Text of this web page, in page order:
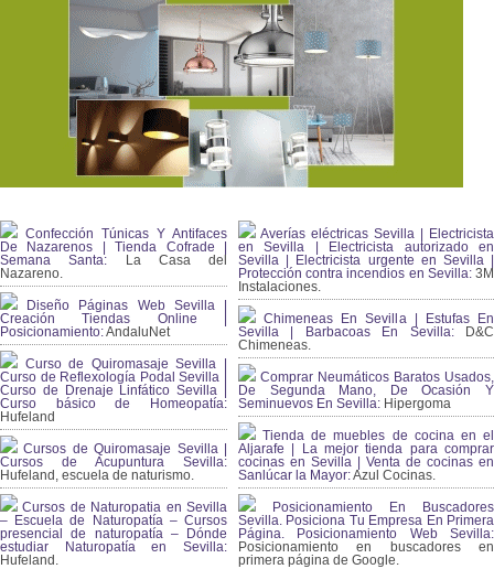
Confección Túnicas Y Antifaces
De Nazarenos | Tienda Cofrade |
Semana Santa: La Casa del
Nazareno.
Diseño Páginas Web Sevilla |
Creación Tiendas Online |
Posicionamiento:AndaluNet
Curso de Quiromasaje Sevilla |
Curso de Reflexología Podal Sevilla |
Curso de Drenaje Linfático Sevilla |
Curso básico de Homeopatía:
Hufeland
Cursos de Quiromasaje Sevilla |
Cursos de Acupuntura Sevilla:
Hufeland, escuela de naturismo.
Cursos de Naturopatia en Sevilla
– Escuela de Naturopatía – Cursos
presencial de naturopatía – Dónde
estudiar Naturopatía en Sevilla:
Hufeland.
Averías eléctricas Sevilla | Electricista
en Sevilla | Electricista autorizado en
Sevilla | Electricista urgente en Sevilla |
Protección contra incendios en Sevilla:3M
Instalaciones.
Chimeneas En Sevilla | Estufas En
Sevilla | Barbacoas En Sevilla:D&C
Chimeneas.
Comprar Neumáticos Baratos Usados,
De Segunda Mano, De Ocasión Y
Seminuevos En Sevilla: Hipergoma
Tienda de muebles de cocina en el
Aljarafe | La mejor tienda para comprar
cocinas en Sevilla | Venta de cocinas en
Sanlúcar la Mayor:Azul Cocinas.
Posicionamiento En Buscadores
Sevilla. Posiciona Tu Empresa En Primera
Página. Posicionamiento Web Sevilla:
Posicionamiento en buscadores en
primera página de Google.